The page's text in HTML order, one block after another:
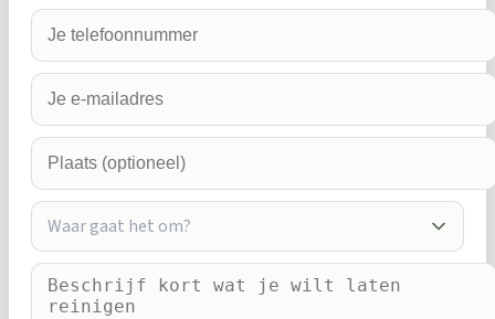
Waar gaat het om?